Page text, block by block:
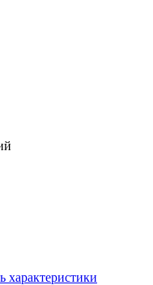
характеристики